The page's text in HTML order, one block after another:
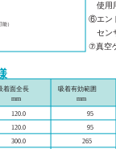
）
使用
⑥エン
セン
⑦真空
吸着有効範囲
mm
着面全長
mm
95
120.0
95
120.0
265
300.0